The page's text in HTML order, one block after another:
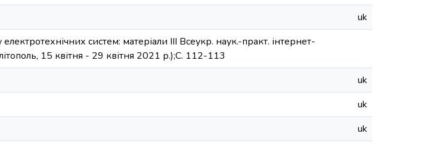
uk
систем: матеріали IІI Всеукр. наук.-практ. інтернет-
15 квітня - 29 квітня 2021 р.);С. 112-113
uk
uk
uk